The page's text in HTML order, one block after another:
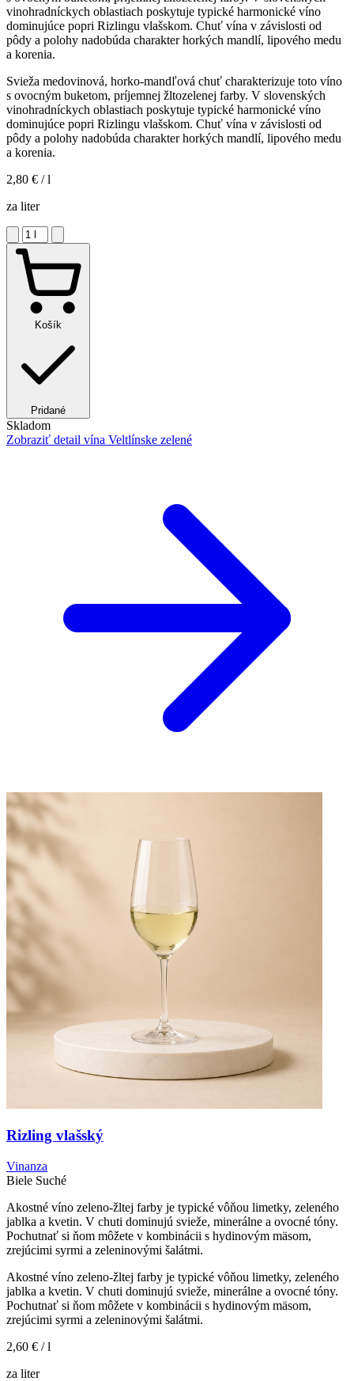
vinohradníckych oblastiach poskytuje typické harmonické víno
dominujúce popri Rizlingu vlašskom. Chuť vína v závislosti od
pôdy a polohy nadobúda charakter horkých mandlí, lipového medu
a korenia.
Svieža medovinová, horko-mandľová chuť charakterizuje toto víno
s ovocným buketom, príjemnej žltozelenej farby. V slovenských
vinohradníckych oblastiach poskytuje typické harmonické víno
dominujúce popri Rizlingu vlašskom. Chuť vína v závislosti od
pôdy a polohy nadobúda charakter horkých mandlí, lipového medu
a korenia.
2,80 € / l
za liter
Košík
Pridané
Skladom
Zobraziť detail vína Veltlínske zelené
Rizling vlašský
Vinanza
Biele Suché
Akostné víno zeleno-žltej farby je typické vôňou limetky, zeleného
jablka a kvetin. V chuti dominujú svieže, minerálne a ovocné tóny.
Pochutnať si ňom môžete v kombinácii s hydinovým mäsom,
zrejúcimi syrmi a zeleninovými šalátmi.
Akostné víno zeleno-žltej farby je typické vôňou limetky, zeleného
jablka a kvetin. V chuti dominujú svieže, minerálne a ovocné tóny.
Pochutnať si ňom môžete v kombinácii s hydinovým mäsom,
zrejúcimi syrmi a zeleninovými šalátmi.
2,60 € / l
za liter